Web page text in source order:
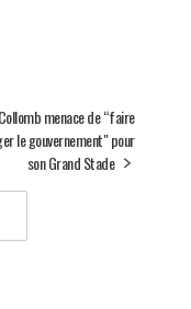
Collomb menace de “faire
le gouvernement" pour
son Grand Stade